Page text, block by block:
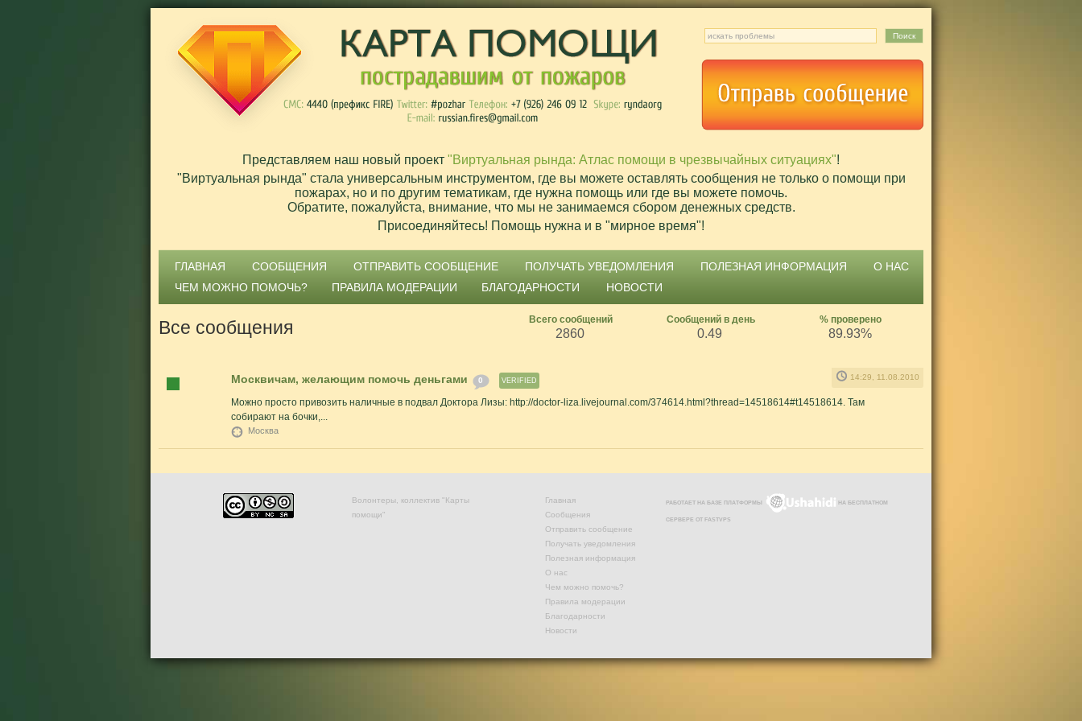
Представляем наш новый проект "Виртуальная рында: Атлас помощи в чрезвычайных ситуациях"!
"Виртуальная рында" стала универсальным инструментом, где вы можете оставлять сообщения не только о помощи при
пожарах, но и по другим тематикам, где нужна помощь или где вы можете помочь.
Обратите, пожалуйста, внимание, что мы не занимаемся сбором денежных средств.
Присоединяйтесь! Помощь нужна и в "мирное время"!
ГЛАВНАЯ СООБЩЕНИЯ ОТПРАВИТЬ СООБЩЕНИЕ ПОЛУЧАТЬ УВЕДОМЛЕНИЯ ПОЛЕЗНАЯ ИНФОРМАЦИЯ
О НАС
ЧЕМ МОЖНО ПОМОЧЬ?
ПРАВИЛА МОДЕРАЦИИ БЛАГОДАРНОСТИ НОВОСТИ
Всего сообщений Сообщений в день % проверено
2860 0.49 89.93%
Все сообщения
Москвичам, желающим помочь деньгами 0 VERIFIED 14:29, 11.08.2010
Можно просто привозить наличные в подвал Доктора Лизы: http://doctor-liza.livejournal.com/374614.html?thread=14518614#t14518614. Там
собирают на бочки,...
Москва
Волонтеры, коллектив "Карты
помощи"
Главная
Сообщения
Отправить сообщение
Получать уведомления
Полезная информация
О нас
Чем можно помочь?
Правила модерации
Благодарности
Новости
РАБОТАЕТ НА БАЗЕ ПЛАТФОРМЫ НА БЕСПЛАТНОМ
СЕРВЕРЕ ОТ FASTVPS